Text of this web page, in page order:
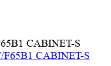
CABINET-S